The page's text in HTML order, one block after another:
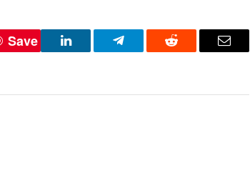
Save
LinkedIn Telegram Reddit Email